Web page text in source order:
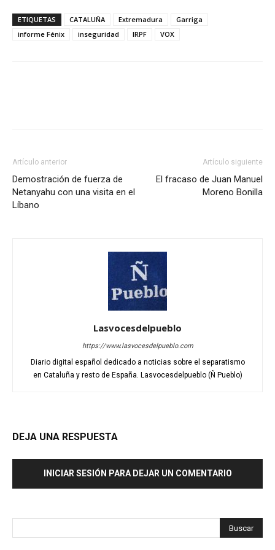
ETIQUETAS CATALUÑA Extremadura
Garriga
informe Fénix
inseguridad IRPF VOX
Artículo anterior
Demostración de fuerza de
Netanyahu con una visita en el
Líbano
Artículo siguiente
El fracaso de Juan Manuel
Moreno Bonilla
Lasvocesdelpueblo
https://www.lasvocesdelpueblo.com
Diario digital español dedicado a noticias sobre el separatismo
en Cataluña y resto de España. Lasvocesdelpueblo (Ñ Pueblo)
DEJA UNA RESPUESTA
INICIAR SESIÓN PARA DEJAR UN COMENTARIO